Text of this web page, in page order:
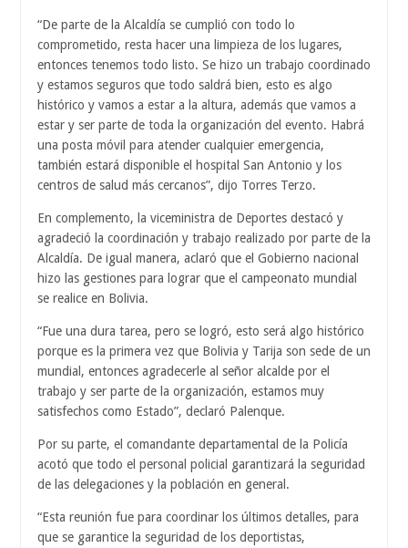
“De parte de la Alcaldía se cumplió con todo lo
comprometido, resta hacer una limpieza de los lugares,
entonces tenemos todo listo. Se hizo un trabajo coordinado
y estamos seguros que todo saldrá bien, esto es algo
histórico y vamos a estar a la altura, además que vamos a
estar y ser parte de toda la organización del evento. Habrá
una posta móvil para atender cualquier emergencia,
también estará disponible el hospital San Antonio y los
centros de salud más cercanos”, dijo Torres Terzo.
En complemento, la viceministra de Deportes destacó y
agradeció la coordinación y trabajo realizado por parte de la
Alcaldía. De igual manera, aclaró que el Gobierno nacional
hizo las gestiones para lograr que el campeonato mundial
se realice en Bolivia.
“Fue una dura tarea, pero se logró, esto será algo histórico
porque es la primera vez que Bolivia y Tarija son sede de un
mundial, entonces agradecerle al señor alcalde por el
trabajo y ser parte de la organización, estamos muy
satisfechos como Estado”, declaró Palenque.
Por su parte, el comandante departamental de la Policía
acotó que todo el personal policial garantizará la seguridad
de las delegaciones y la población en general.
“Esta reunión fue para coordinar los últimos detalles, para
que se garantice la seguridad de los deportistas,